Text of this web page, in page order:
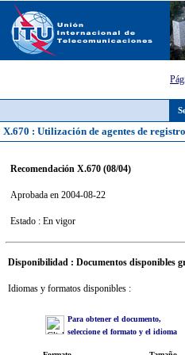
X.670 : Utilización de agentes de
Recomendación X.670 (08/04)
Aprobada en 2004-08-22
Estado : En vigor
Disponibilidad : Documentos disponibles
Idiomas y formatos disponibles :
Para obtener el documento,
seleccione el formato y el idioma